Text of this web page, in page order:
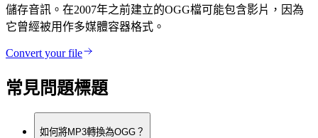
儲存音訊。在2007年之前建立的OGG檔可能包含影片，因為
它曾經被用作多媒體容器格式。
Convert your file
常見問題標題
如何將MP3轉換為OGG？